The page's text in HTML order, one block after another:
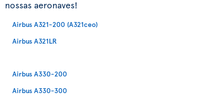
nossas aeronaves!
Airbus A321-200 (A321ceo)
Airbus A321LR
Airbus A330-200
Airbus A330-300